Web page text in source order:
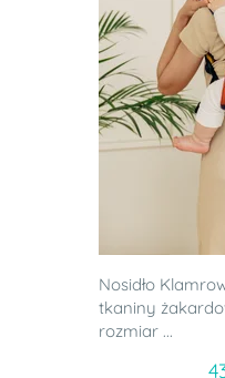
Nosidło
tkaniny
rozmiar ...